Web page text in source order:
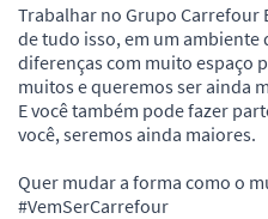
Trabalhar no Grupo
de tudo isso, em um ambiente
diferenças com muito espaço
muitos e queremos ser ainda
E você também pode fazer
você, seremos ainda maiores.
Quer mudar a forma como o
#VemSerCarrefour